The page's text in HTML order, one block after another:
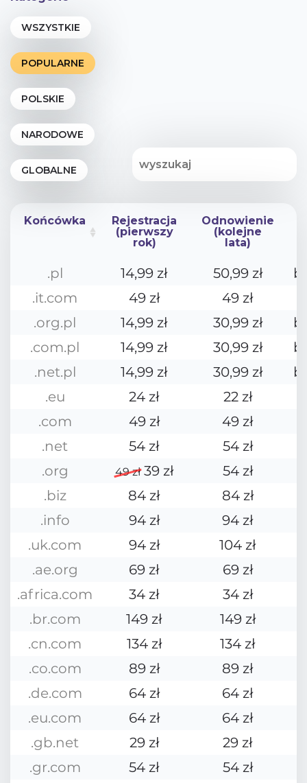
Końcówka
Rejestracja
(pierwszy
rok)
Odnowienie
(kolejne
lata)
Końcówka
Rejestracja
(pierwszy
Odnowienie
(kolejne
.pl 14,99 zł 50,99 zł
.it.com
49 zł
49 zł
.org.pl
14,99 zł 30,99 zł
.com.pl
14,99 zł 30,99 zł
.net.pl
14,99 zł 30,99 zł
.eu
24 zł
22 zł
.com
49 zł
49 zł
.net
54 zł
54 zł
.org
49 zł 39 zł
54 zł
.biz
84 zł
84 zł
.info
94 zł
94 zł
.uk.com
94 zł
104 zł
.ae.org
69 zł
69 zł
.africa.com
34 zł
34 zł
.br.com
149 zł
149 zł
.cn.com
134 zł
134 zł
.co.com
89 zł
89 zł
.de.com
64 zł
64 zł
.eu.com
64 zł
64 zł
.gb.net
29 zł
29 zł
.gr.com
54 zł
54 zł